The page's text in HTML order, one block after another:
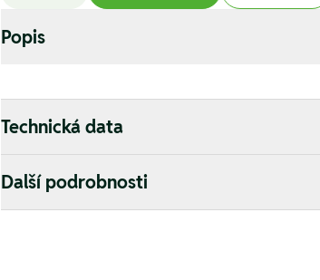
Popis
Technická data
Další podrobnosti